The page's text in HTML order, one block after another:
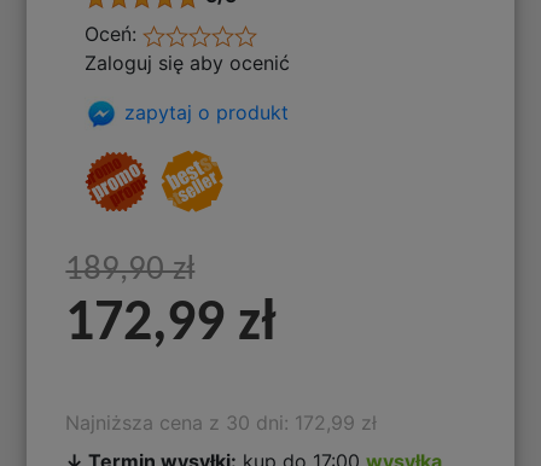
Oceń:
Zaloguj się aby ocenić
zapytaj o produkt
189,90 zł
172,99 zł
Najniższa cena z 30 dni: 172,99 zł
↓ Termin wysyłki: kup do 17:00wysyłka